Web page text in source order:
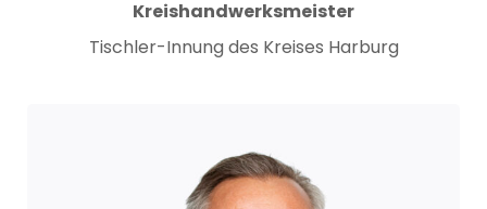
Kreishandwerksmeister
Tischler-Innung des Kreises Harburg